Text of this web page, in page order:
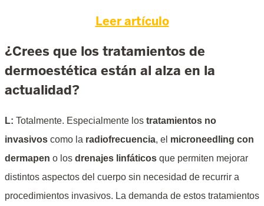
Leer artículo
¿Crees que los tratamientos de
dermoestética están al alza en la
actualidad?
L: Totalmente. Especialmente los tratamientos no
invasivos como la radiofrecuencia, el microneedling con
dermapen o los drenajes linfáticos que permiten mejorar
distintos aspectos del cuerpo sin necesidad de recurrir a
procedimientos invasivos. La demanda de estos tratamientos